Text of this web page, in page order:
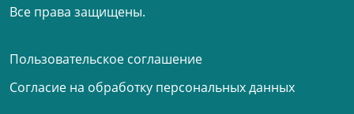
Все права защищены.
Пользовательское соглашение
Согласие на обработку персональных данных